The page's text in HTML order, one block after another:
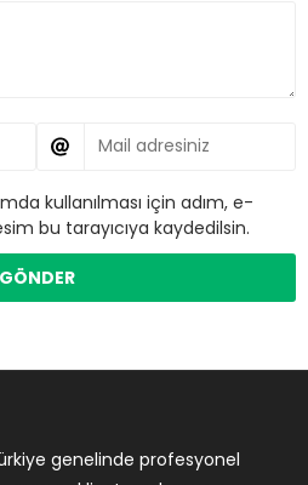
kullanılması için adım, e-
bu tarayıcıya kaydedilsin.
genelinde profesyonel